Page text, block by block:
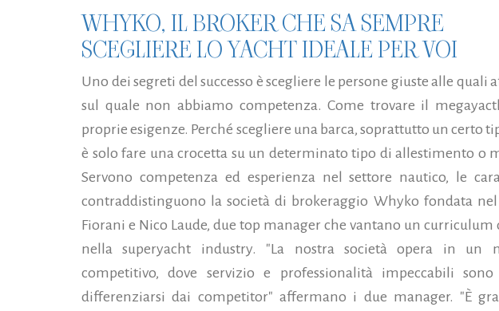
WHYKO, IL BROKER CHE SA SEMPRE
SCEGLIERE LO YACHT IDEALE PER VOI
Uno dei segreti del successo è scegliere le persone giuste alle quali
sul quale non abbiamo competenza. Come trovare il
proprie esigenze. Perché scegliere una barca, soprattutto un certo
è solo fare una crocetta su un determinato tipo di allestimento o
Servono competenza ed esperienza nel settore nautico, le
contraddistinguono la società di brokeraggio Whyko fondata nel
Fiorani e Nico Laude, due top manager che vantano un
nella superyacht industry. "La nostra società opera in un
competitivo, dove servizio e professionalità impeccabili sono
differenziarsi dai competitor" affermano i due manager. "È